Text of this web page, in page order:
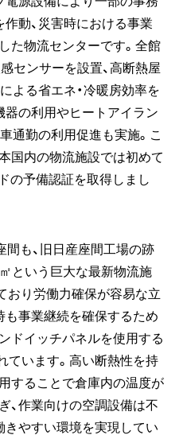
作動、災害時における事業
た物流センターです。全館
センサーを設置、高断熱屋
よる省エネ・冷暖房効率を
器の利用やヒートアイラン
通勤の利用促進も実施。こ
国内の物流施設では初めて
の予備認証を取得しまし
も、旧日産座間工場の跡
という巨大な最新物流施
おり労働力確保が容易な立
も事業継続を確保するため
ドイッチパネルを使用する
ています。高い断熱性を持
することで倉庫内の温度が
、作業向けの空調設備は不
きやすい環境を実現してい